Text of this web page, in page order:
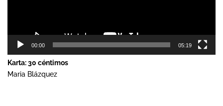
00:00 05:19
Karta: 30 céntimos
Maria Blázquez